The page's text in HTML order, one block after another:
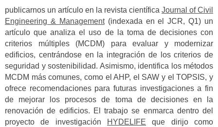
publicarnos un artículo en la revista científica Journal of Civil
Engineering & Management(indexada en el JCR, Q1) un
artículo que analiza el uso de la toma de decisiones con
criterios múltiples (MCDM) para evaluar y modernizar
edificios, centrándose en la integración de los criterios de
seguridad y sostenibilidad. Asimismo, identifica los métodos
MCDM más comunes, como el AHP, el SAW y el TOPSIS, y
ofrece recomendaciones para futuras investigaciones a fin
de mejorar los procesos de toma de decisiones en la
renovación de edificios. El trabajo se enmarca dentro del
proyecto de investigación
HYDELIFE que dirijo como